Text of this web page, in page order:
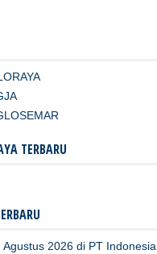
TERBARU
Agustus 2026 di PT Indonesia